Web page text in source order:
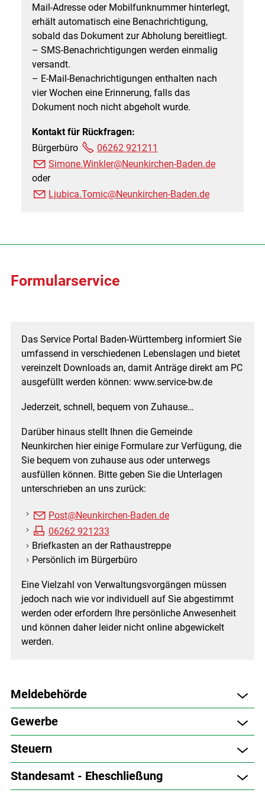
Mail-Adresse oder Mobilfunknummer hinterlegt,
erhält automatisch eine Benachrichtigung,
sobald das Dokument zur Abholung bereitliegt.
– SMS-Benachrichtigungen werden einmalig
versandt.
– E-Mail-Benachrichtigungen enthalten nach
vier Wochen eine Erinnerung, falls das
Dokument noch nicht abgeholt wurde.
Kontakt für Rückfragen:
Bürgerbüro
06262 921211
Simone.Winkler@Neunkirchen-Baden.de
oder
Ljubica.Tomic@Neunkirchen-Baden.de
Formularservice
Das Service Portal Baden-Württemberg informiert Sie
umfassend in verschiedenen Lebenslagen und bietet
vereinzelt Downloads an, damit Anträge direkt am PC
ausgefüllt werden können: www.service-bw.de
Jederzeit, schnell, bequem von Zuhause…
Darüber hinaus stellt Ihnen die Gemeinde
Neunkirchen hier einige Formulare zur Verfügung, die
Sie bequem von zuhause aus oder unterwegs
ausfüllen können. Bitte geben Sie die Unterlagen
unterschrieben an uns zurück:
Post@Neunkirchen-Baden.de
06262 921233
Briefkasten an der Rathaustreppe
Persönlich im Bürgerbüro
Eine Vielzahl von Verwaltungsvorgängen müssen
jedoch nach wie vor individuell auf Sie abgestimmt
werden oder erfordern Ihre persönliche Anwesenheit
und können daher leider nicht online abgewickelt
werden.
Meldebehörde
Gewerbe
Steuern
Standesamt - Eheschließung